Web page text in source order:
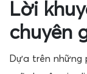
Lời
chuyên
Dựa trên những